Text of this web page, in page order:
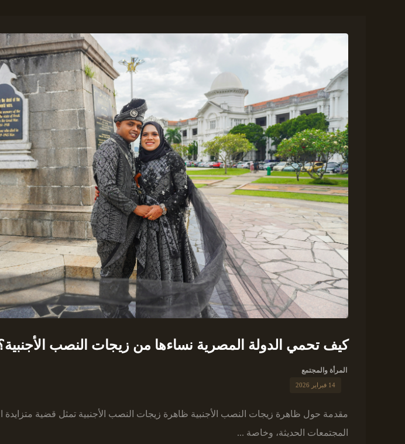
كيف تحمي الدولة المصرية نساءها من زيجات النصب
المرأة والمجتمع
14 فبراير 2026
مقدمة حول ظاهرة زيجات النصب الأجنبية ظاهرة زيجات النصب الأجنبية تمثل قضية متزايدة
المجتمعات الحديثة، وخاصة ...